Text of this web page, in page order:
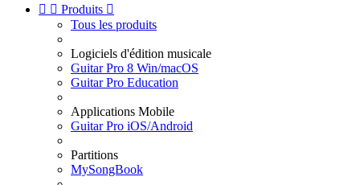
  Produits 
Tous les produits
Logiciels d'édition musicale
Guitar Pro 8 Win/macOS
Guitar Pro Education
Applications Mobile
Guitar Pro iOS/Android
Partitions
MySongBook